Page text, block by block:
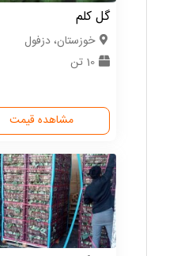
گل کلم
خوزستان، دزفول
10 تن
مشاهده قیمت